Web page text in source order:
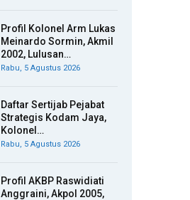
Profil Kolonel Arm Lukas
Meinardo Sormin, Akmil
2002, Lulusan…
Rabu, 5 Agustus 2026
Daftar Sertijab Pejabat
Strategis Kodam Jaya,
Kolonel…
Rabu, 5 Agustus 2026
Profil AKBP Raswidiati
Anggraini, Akpol 2005,